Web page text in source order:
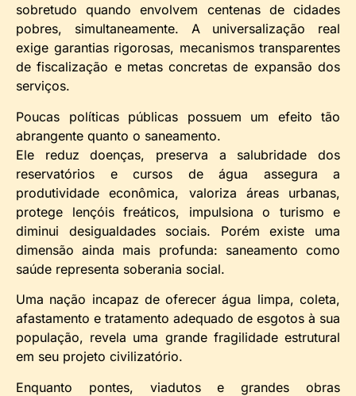
sobretudo quando envolvem centenas de cidades
pobres, simultaneamente. A universalização real
exige garantias rigorosas, mecanismos transparentes
de fiscalização e metas concretas de expansão dos
serviços.
Poucas políticas públicas possuem um efeito tão
abrangente quanto o saneamento.
Ele reduz doenças, preserva a salubridade dos
reservatórios e cursos de água assegura a
produtividade econômica, valoriza áreas urbanas,
protege lençóis freáticos, impulsiona o turismo e
diminui desigualdades sociais. Porém existe uma
dimensão ainda mais profunda: saneamento como
saúde representa soberania social.
Uma nação incapaz de oferecer água limpa, coleta,
afastamento e tratamento adequado de esgotos à sua
população, revela uma grande fragilidade estrutural
em seu projeto civilizatório.
Enquanto pontes, viadutos e grandes obras